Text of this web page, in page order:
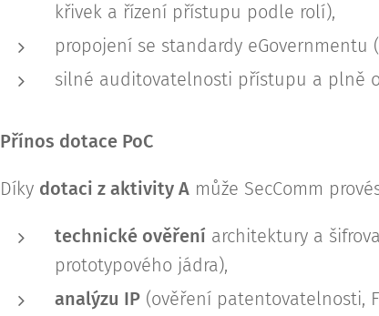
křivek a řízení přístupu podle rolí),
propojení se standardy eGovernmentu
silné auditovatelnosti přístupu a plně
Přínos dotace PoC
Díky dotaci z aktivity A může SecComm
technické ověření architektury a
prototypového jádra),
analýzu IP (ověření patentovatelnosti,